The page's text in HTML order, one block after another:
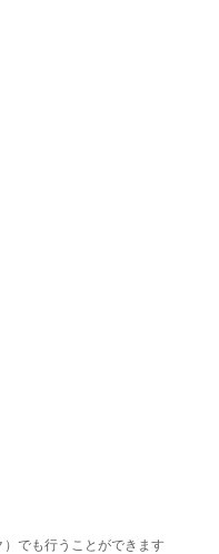
でも行うことができます